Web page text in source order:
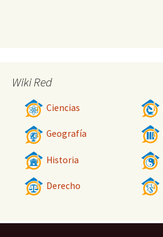
Wiki Red
Ciencias
Geografía
Historia
Derecho